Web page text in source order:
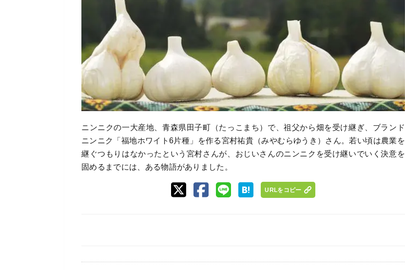
ニンニクの一大産地、青森県田子町（たっこまち）で、祖父から畑を受け継ぎ、ブランド
ニンニク「福地ホワイト6片種」を作る宮村祐貴（みやむらゆうき）さん。若い頃は農業を
継ぐつもりはなかったという宮村さんが、おじいさんのニンニクを受け継いでいく決意を
固めるまでには、ある物語がありました。
URLをコピー